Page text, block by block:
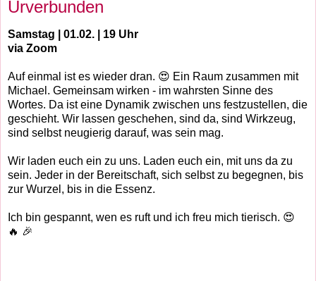
Urverbunden
Samstag | 01.02. | 19 Uhr
via Zoom
Auf einmal ist es wieder dran. 😍 Ein Raum zusammen mit
Michael. Gemeinsam wirken - im wahrsten Sinne des
Wortes. Da ist eine Dynamik zwischen uns festzustellen, die
geschieht. Wir lassen geschehen, sind da, sind Wirkzeug,
sind selbst neugierig darauf, was sein mag.
Wir laden euch ein zu uns. Laden euch ein, mit uns da zu
sein. Jeder in der Bereitschaft, sich selbst zu begegnen, bis
zur Wurzel, bis in die Essenz.
Ich bin gespannt, wen es ruft und ich freu mich tierisch. 😍
🔥 🎉